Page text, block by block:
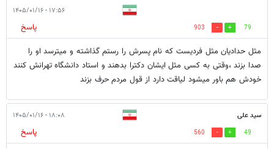
۱۷:۵۶ - ۱۴۰۵/۰۱/۱۶
79
903
پاسخ
مثل حدادیان مثل فردیست که نام پسرش را رستم گذاشته و میترسد او را
صدا بزند ،وقتی به کسی مثل ایشان دکترا بدهند و استاد دانشگاه تهرانش کنند
خودش هم باور میشود لیاقت دارد از قول مردم حرف بزند
سید علی ۱۸:۰۸ - ۱۴۰۵/۰۱/۱۶
49
560
پاسخ